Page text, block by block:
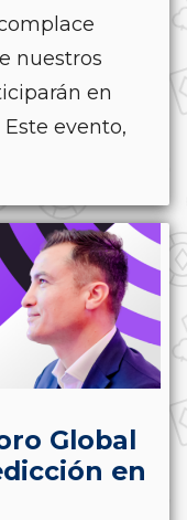
nuestros
en
Este evento,
Global
en